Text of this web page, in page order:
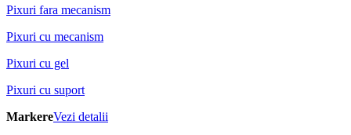
Pixuri fara mecanism
Pixuri cu mecanism
Pixuri cu gel
Pixuri cu suport
MarkereVezi detalii